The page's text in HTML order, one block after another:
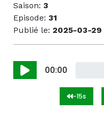
Saison:3
Episode:31
Publié le: 2025-03-29
00:00
-15s